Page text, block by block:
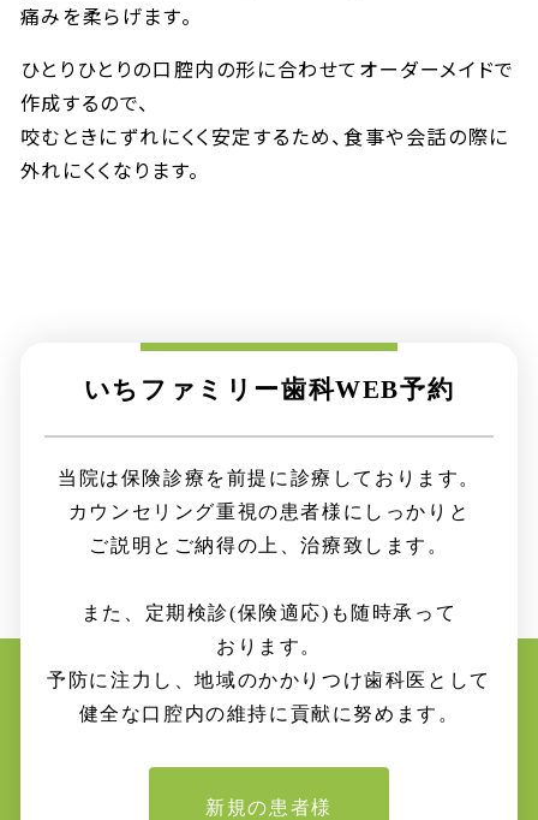
痛みを柔らげます。
ひとりひとりの口腔内の形に合わせてオーダーメイドで
作成するので、
咬むときにずれにくく安定するため、食事や会話の際に
外れにくくなります。
いちファミリー歯科WEB予約
当院は保険診療を前提に 診療して おります。
カウンセリング重視の患者様に しっかりと
ご説明と ご納得の上、治療致します。
また、定期検診(保険適応) も 随時承って
おります。
予防に注力し、地域のかかりつけ歯科医 として
健全な口腔内の維持に 貢献に努めます。
新規の患者様